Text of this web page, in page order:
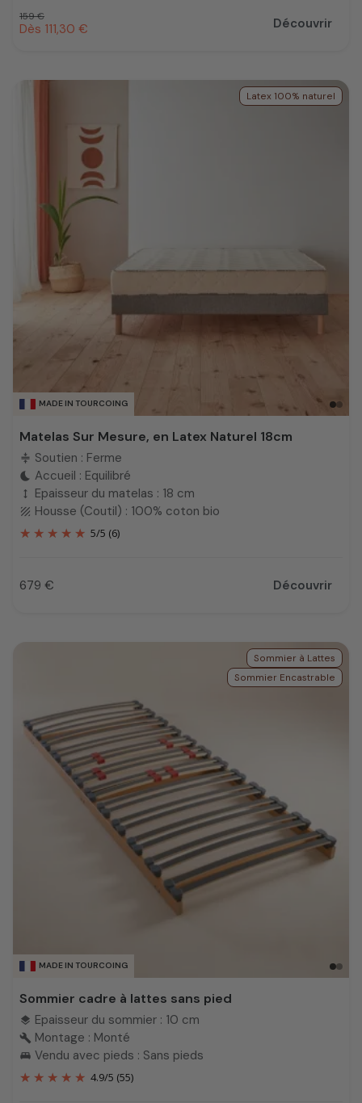
Prix habituel
159 €
Prix promotionnel
Dès 111,30 € Découvrir
MADE IN TOURCOING
Latex 100% naturel
Matelas Sur Mesure, en Latex Naturel 18cm
compress Soutien : Ferme
bedtime Accueil : Equilibré
height Epaisseur du matelas : 18 cm
texture Housse (Coutil) : 100% coton bio
5/5 (6)
Prix
679 € Découvrir
MADE IN TOURCOING
Sommier à Lattes
Sommier Encastrable
Sommier cadre à lattes sans pied
layers Epaisseur du sommier : 10 cm
build Montage : Monté
king_bed Vendu avec pieds : Sans pieds
4.9/5 (55)